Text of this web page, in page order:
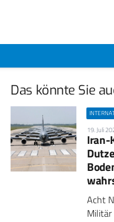
Das könnte Sie
19. Juli
Iran-
Acht